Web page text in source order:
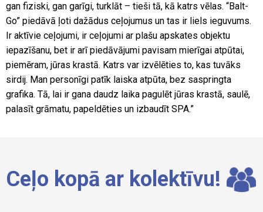
gan fiziski, gan garīgi, turklāt – tieši tā, kā katrs vēlas. “Balt-
Go” piedāvā ļoti dažādus ceļojumus un tas ir liels ieguvums.
Ir aktīvie ceļojumi, ir ceļojumi ar plašu apskates objektu
iepazīšanu, bet ir arī piedāvājumi pavisam mierīgai atpūtai,
piemēram, jūras krastā. Katrs var izvēlēties to, kas tuvāks
sirdij. Man personīgi patīk laiska atpūta, bez saspringta
grafika. Tā, lai ir gana daudz laika pagulēt jūras krastā, saulē,
palasīt grāmatu, papeldēties un izbaudīt SPA.”
Ceļo kopā ar kolektīvu!